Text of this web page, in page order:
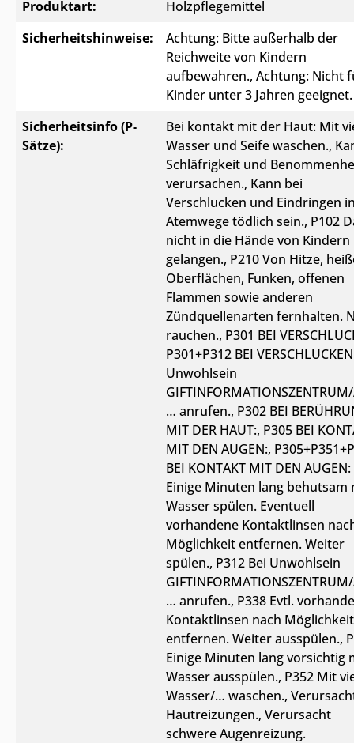
Produktart:
Holzpflegemittel
Sicherheitshinweise:
Achtung: Bitte außerhalb der
Reichweite von Kindern
aufbewahren., Achtung: Nicht
Kinder unter 3 Jahren geeignet.
Sicherheitsinfo (P-
Sätze):
Bei kontakt mit der Haut: Mit
Wasser und Seife waschen.,
Schläfrigkeit und
verursachen., Kann bei
Verschlucken und Eindringen
Atemwege tödlich sein., P102
nicht in die Hände von Kindern
gelangen., P210 Von Hitze,
Oberflächen, Funken, offenen
Flammen sowie anderen
Zündquellenarten fernhalten.
rauchen., P301 BEI
P301+P312 BEI
Unwohlsein
… anrufen., P302 BEI
MIT DER HAUT:, P305 BEI
MIT DEN AUGEN:,
BEI KONTAKT MIT DEN AUGEN:
Einige Minuten lang behutsam
Wasser spülen. Eventuell
vorhandene Kontaktlinsen
Möglichkeit entfernen. Weiter
spülen., P312 Bei Unwohlsein
… anrufen., P338 Evtl.
Kontaktlinsen nach Möglichkeit
entfernen. Weiter ausspülen.,
Einige Minuten lang vorsichtig
Wasser ausspülen., P352 Mit
Wasser/… waschen.,
Hautreizungen., Verursacht
schwere Augenreizung.